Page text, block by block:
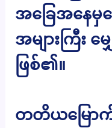
အခြေအနေ
အများကြီး
ဖြစ်၏။
တတိယမြော